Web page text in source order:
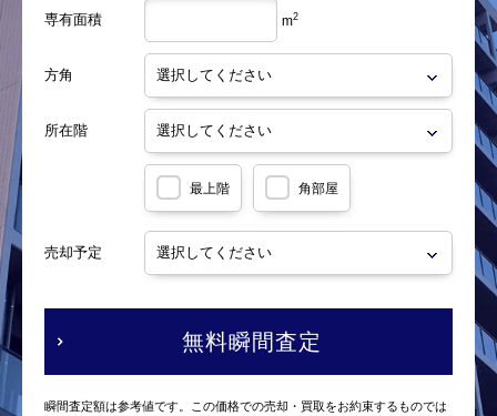
専有面積 m2
方角
所在階
最上階 角部屋
売却予定
無料瞬間査定
瞬間査定額は参考値です。この価格での売却・買取をお約束するものでは